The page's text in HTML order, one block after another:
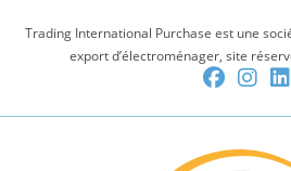
Trading International Purchase est une
export d’électroménager, site